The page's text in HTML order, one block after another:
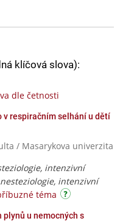
klíčová slova):
dle četnosti
respiračním selhání u dětí
/ Masarykova univerzita
intenzivní
intenzivní
téma
plynů u nemocných s